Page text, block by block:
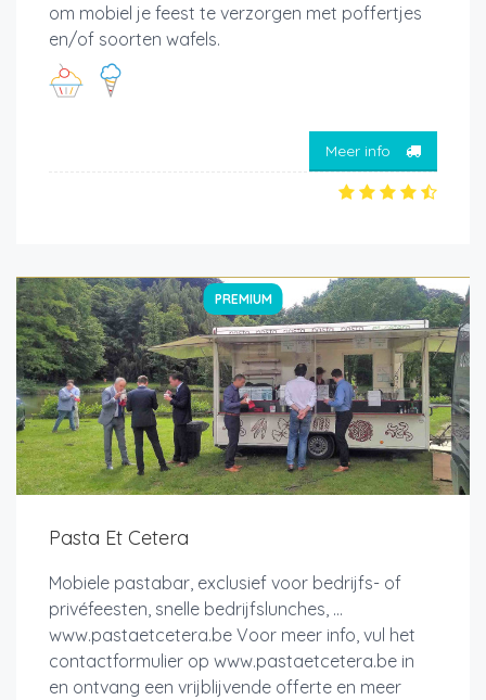
om mobiel je feest te verzorgen met poffertjes
en/of soorten wafels.
Meer info
PREMIUM
Pasta Et Cetera
Mobiele pastabar, exclusief voor bedrijfs- of
privéfeesten, snelle bedrijfslunches, ...
www.pastaetcetera.be Voor meer info, vul het
contactformulier op www.pastaetcetera.be in
en ontvang een vrijblijvende offerte en meer